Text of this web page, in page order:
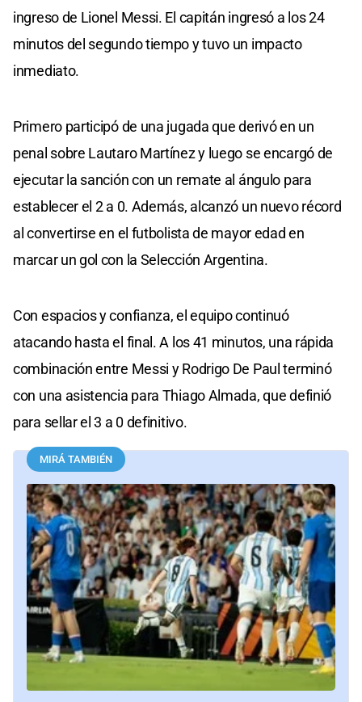
ingreso de Lionel Messi. El capitán ingresó a los 24
minutos del segundo tiempo y tuvo un impacto
inmediato.
Primero participó de una jugada que derivó en un
penal sobre Lautaro Martínez y luego se encargó de
ejecutar la sanción con un remate al ángulo para
establecer el 2 a 0. Además, alcanzó un nuevo récord
al convertirse en el futbolista de mayor edad en
marcar un gol con la Selección Argentina.
Con espacios y confianza, el equipo continuó
atacando hasta el final. A los 41 minutos, una rápida
combinación entre Messi y Rodrigo De Paul terminó
con una asistencia para Thiago Almada, que definió
para sellar el 3 a 0 definitivo.
MIRÁ TAMBIÉN